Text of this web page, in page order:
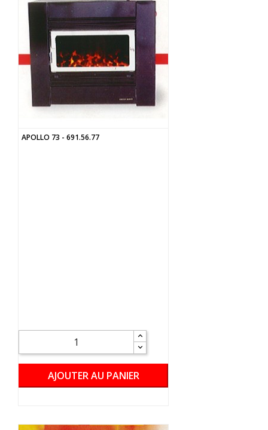
APOLLO 73 - 691.56.77
AJOUTER AU PANIER